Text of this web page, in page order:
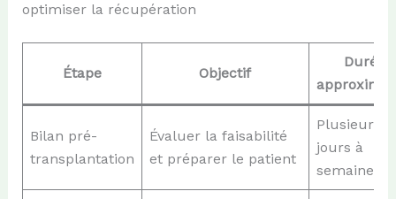
optimiser la récupération
Étape Objectif
Durée
Bilan pré-
transplantation
Évaluer la faisabilité
et préparer le patient
Plusieurs
jours à
semaines